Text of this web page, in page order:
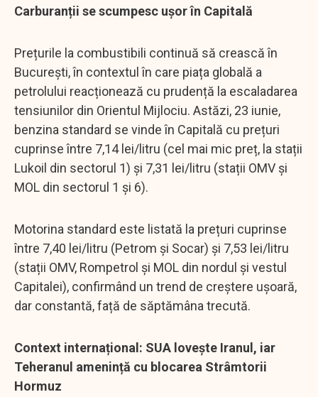
Carburanții se scumpesc ușor în Capitală
Prețurile la combustibili continuă să crească în
București, în contextul în care piața globală a
petrolului reacționează cu prudență la escaladarea
tensiunilor din Orientul Mijlociu. Astăzi, 23 iunie,
benzina standard se vinde în Capitală cu prețuri
cuprinse între 7,14 lei/litru (cel mai mic preț, la stații
Lukoil din sectorul 1) și 7,31 lei/litru (stații OMV și
MOL din sectorul 1 și 6).
Motorina standard este listată la prețuri cuprinse
între 7,40 lei/litru (Petrom și Socar) și 7,53 lei/litru
(stații OMV, Rompetrol și MOL din nordul și vestul
Capitalei), confirmând un trend de creștere ușoară,
dar constantă, față de săptămâna trecută.
Context internațional: SUA lovește Iranul, iar
Teheranul amenință cu blocarea Strâmtorii
Hormuz